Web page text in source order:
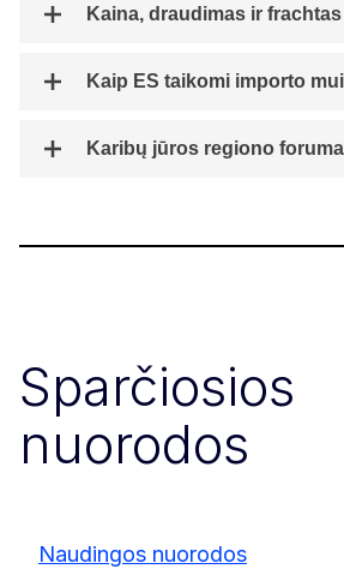
Kaina, draudimas ir frachtas
Kaip ES taikomi importo
Karibų jūros regiono
Sparčiosios
nuorodos
Naudingos nuorodos